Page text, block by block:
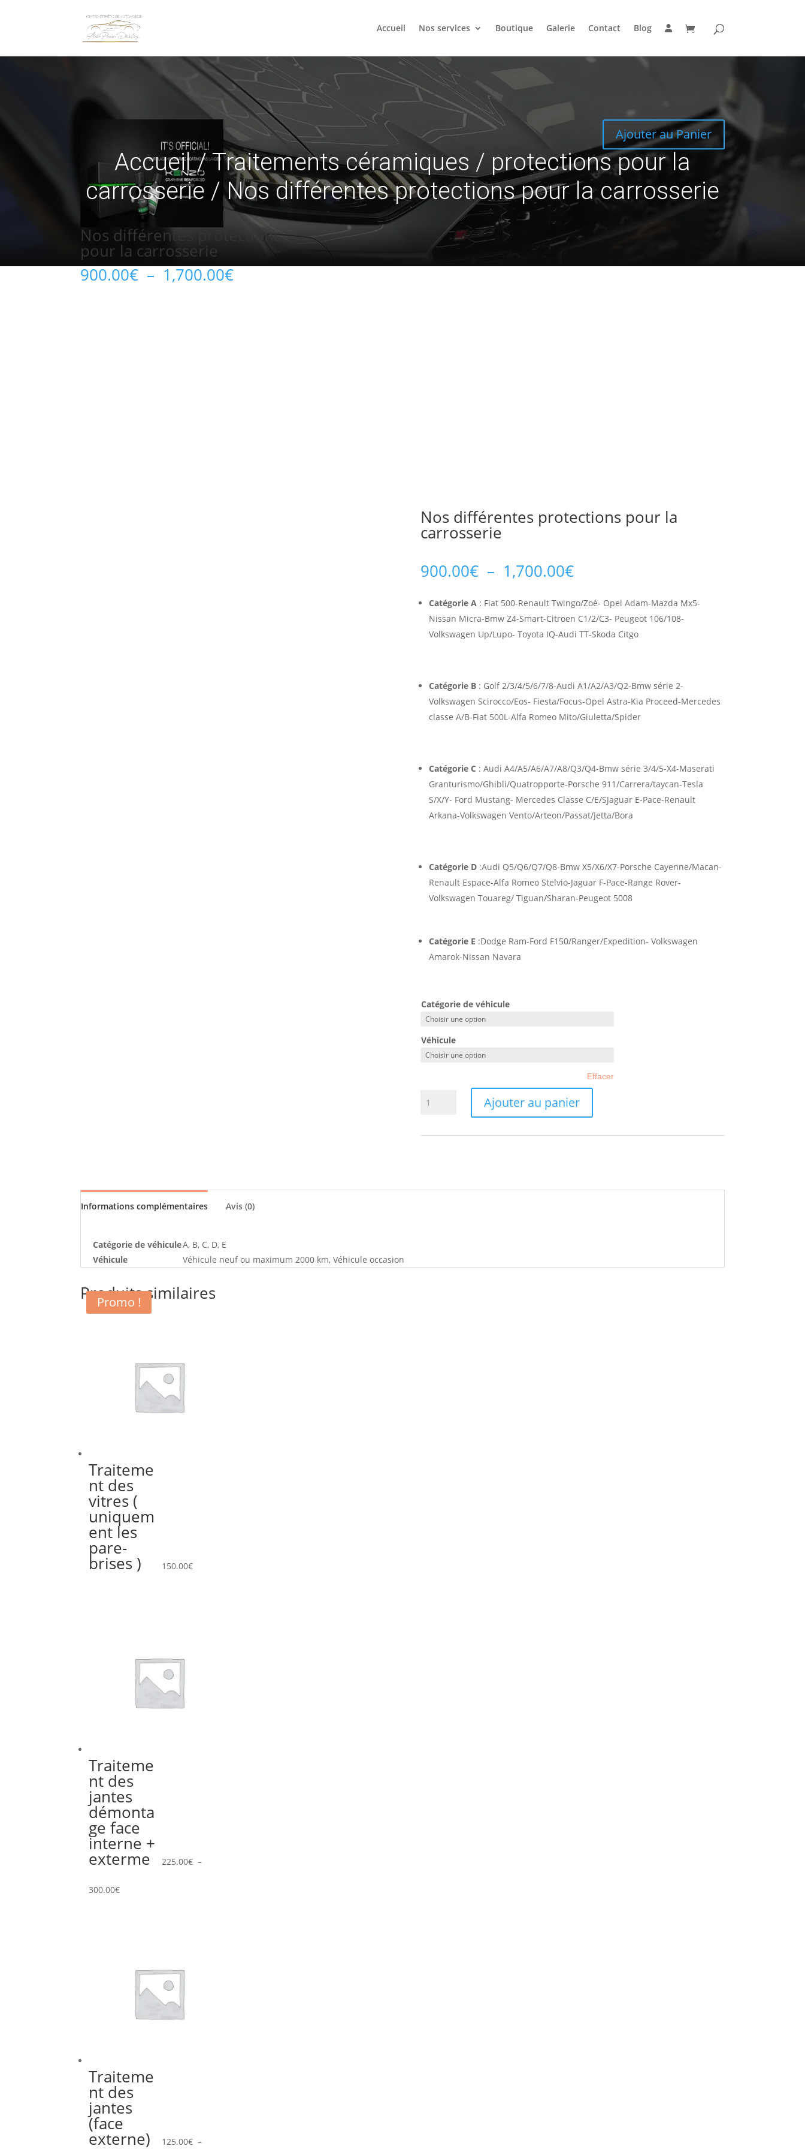
Accueil Nos services Boutique Galerie Contact Blog
Accueil/Traitements céramiques / protections pour la
carrosserie / Nos différentes protections pour la carrosserie
Nos différentes protections
pour la carrosserie
900.00€ – 1,700.00€Plage
Ajouter au Panier
Nos différentes protections pour la
carrosserie
900.00€ – 1,700.00€Plage
de
prix :
900.00€
à
1,700.00€
Catégorie A: Fiat 500-Renault Twingo/Zoé- Opel Adam-Mazda Mx5-
Nissan Micra-Bmw Z4-Smart-Citroen C1/2/C3- Peugeot 106/108-
Volkswagen Up/Lupo- Toyota IQ-Audi TT-Skoda Citgo
Catégorie B: Golf 2/3/4/5/6/7/8-Audi A1/A2/A3/Q2-Bmw série 2-
Volkswagen Scirocco/Eos- Fiesta/Focus-Opel Astra-Kia Proceed-Mercedes
classe A/B-Fiat 500L-Alfa Romeo Mito/Giuletta/Spider
Catégorie C : Audi A4/A5/A6/A7/A8/Q3/Q4-Bmw série 3/4/5-X4-Maserati
Granturismo/Ghibli/Quatropporte-Porsche 911/Carrera/taycan-Tesla
S/X/Y- Ford Mustang- Mercedes Classe C/E/SJaguar E-Pace-Renault
Arkana-Volkswagen Vento/Arteon/Passat/Jetta/Bora
Catégorie D:Audi Q5/Q6/Q7/Q8-Bmw X5/X6/X7-Porsche Cayenne/Macan-
Renault Espace-Alfa Romeo Stelvio-Jaguar F-Pace-Range Rover-
Volkswagen Touareg/ Tiguan/Sharan-Peugeot 5008
Catégorie E :Dodge Ram-Ford F150/Ranger/Expedition- Volkswagen
Amarok-Nissan Navara
Catégorie de véhicule
Véhicule
Effacer
différentes
carrosserie
Ajouter au panier
Informations complémentaires Avis (0)
Catégorie de véhiculeA, B, C, D, E
Véhicule
Véhicule neuf ou maximum 2000 km, Véhicule occasion
Produits similaires
Traiteme
nt des
vitres (
uniquem
ent les
pare-
brises ) 150.00€
Traiteme
nt des
jantes
démonta
ge face
interne +
exterme 225.00€ –
300.00€Plage
300.00€
Traiteme
nt des
jantes
(face
externe) 125.00€ –
Promo !